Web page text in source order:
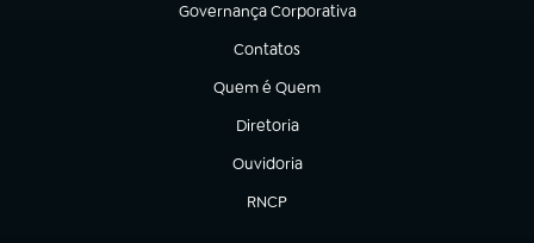
Governança Corporativa
(abre em nova aba)
Contatos
(abre em nova aba)
Quem é Quem
(abre em nova aba)
Diretoria
(abre em nova aba)
Ouvidoria
(abre em nova aba)
RNCP
(abre em nova aba)